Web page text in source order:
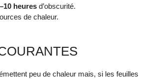
heures d’obscurité.
de chaleur.
peu de chaleur mais, si les feuilles